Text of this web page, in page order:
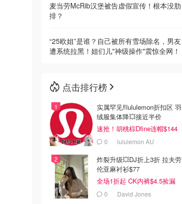
麦当劳McRib汉堡被告虚假宣传！根本没肋
排？
“25欧姐”是谁？自己被所有雪场除名，男友
遭系统拉黑！姐们儿"神级操作"震惊全网！
点击排行榜
实属罕见‼️lululemon折扣区 羽
绒服集体降💥接近半价
速抢！胡桃棕Dfine连帽$144
0 lululemon AU
炸裂升级💥DJ折上3折 拉夫劳
伦亚麻衬衫$77
全场1折起 CK内裤$4.5捡漏
0 David Jones